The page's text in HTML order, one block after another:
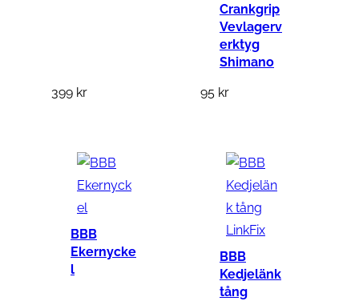
399 kr
Crankgrip
Vevlagerv
erktyg
Shimano
95 kr
BBB
Ekernycke
l
BBB
Kedjelänk
tång